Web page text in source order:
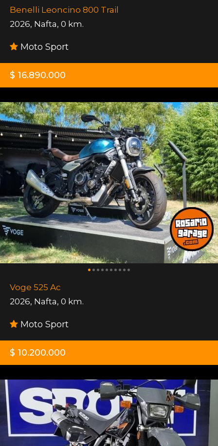
Benelli Leoncino 800 Trail
2026, Nafta, 0 km.
Moto Sport
$ 16.890.000
Voge 525 Ac
2026, Nafta, 0 km.
Moto Sport
$ 10.200.000